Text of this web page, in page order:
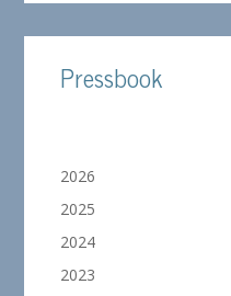
Pressbook
2026
2025
2024
2023